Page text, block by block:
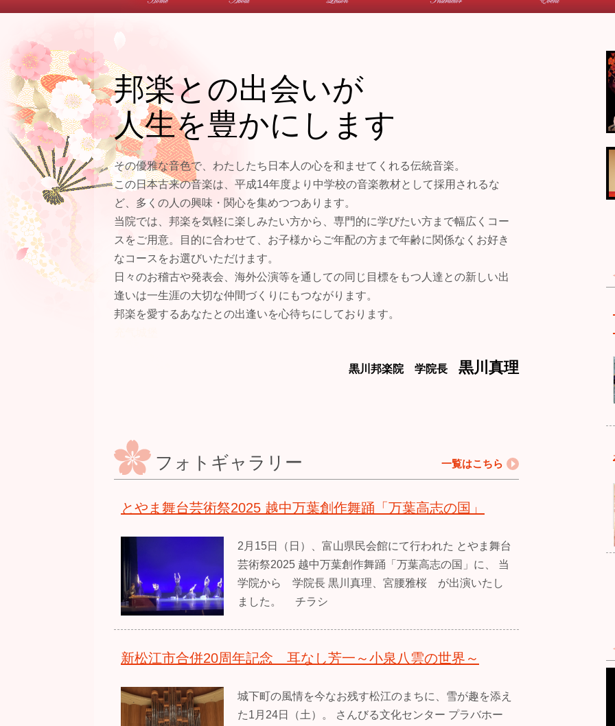
邦楽との出会いが
人生を豊かにします
その優雅な音色で、わたしたち日本人の心を和ませてくれる伝統音楽。
この日本古来の音楽は、平成14年度より中学校の音楽教材として採用されるな
ど、多くの人の興味・関心を集めつつあります。
当院では、邦楽を気軽に楽しみたい方から、専門的に学びたい方まで幅広くコー
スをご用意。目的に合わせて、お子様からご年配の方まで年齢に関係なくお好き
なコースをお選びいただけます。
日々のお稽古や発表会、海外公演等を通しての同じ目標をもつ人達との新しい出
逢いは一生涯の大切な仲間づくりにもつながります。
邦楽を愛するあなたとの出逢いを心待ちにしております。
黒川邦楽院 学院長 黒川真理
フォトギャラリー 一覧はこちら
とやま舞台芸術祭2025 越中万葉創作舞踊「万葉高志の国」
2月15日（日）、富山県民会館にて行われた とやま舞台
芸術祭2025 越中万葉創作舞踊「万葉高志の国」に、 当
学院から 学院長 黒川真理、宮腰雅桜 が出演いたし
ました。 チラシ
新松江市合併20周年記念 耳なし芳一～小泉八雲の世界～
城下町の風情を今なお残す松江のまちに、雪が趣を添え
た1月24日（土）。 さんびる文化センター プラバホー